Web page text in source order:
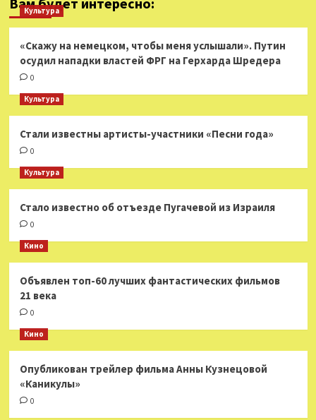
Культура
«Скажу на немецком, чтобы меня услышали». Путин
осудил нападки властей ФРГ на Герхарда Шредера
0
Культура
Стали известны артисты-участники «Песни года»
0
Культура
Стало известно об отъезде Пугачевой из Израиля
0
Кино
Объявлен топ-60 лучших фантастических фильмов
21 века
0
Кино
Опубликован трейлер фильма Анны Кузнецовой
«Каникулы»
0